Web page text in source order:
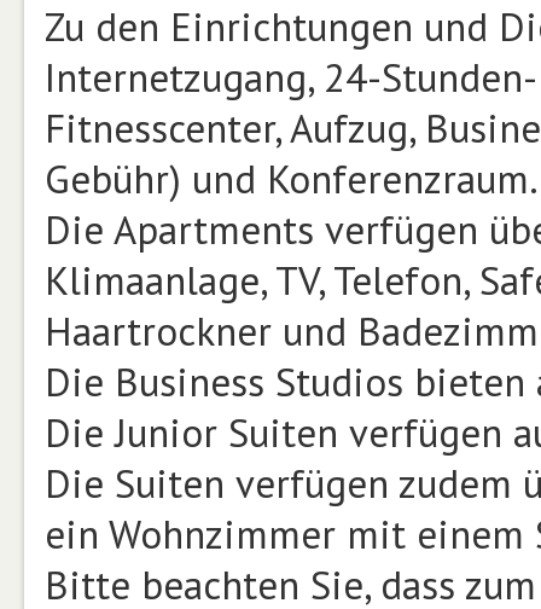
Zu den Einrichtungen und
Internetzugang, 24-
Fitnesscenter, Aufzug,
Gebühr) und Konferenzraum.
Die Apartments verfügen
Klimaanlage, TV, Telefon,
Haartrockner und
Die Business Studios bieten
Die Junior Suiten verfügen
Die Suiten verfügen zudem
ein Wohnzimmer mit einem
Bitte beachten Sie, dass